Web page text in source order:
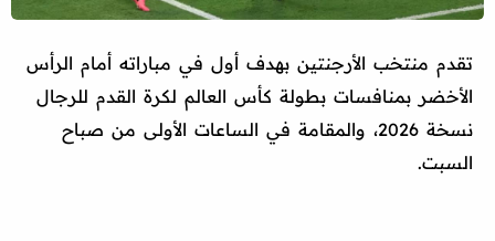
تقدم منتخب الأرجنتين بهدف أول في مباراته أمام الرأس
الأخضر بمنافسات بطولة كأس العالم لكرة القدم للرجال
نسخة 2026، والمقامة في الساعات الأولى من صباح
السبت.